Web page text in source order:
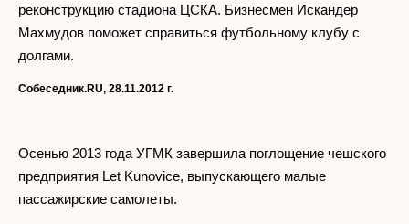
реконструкцию стадиона ЦСКА. Бизнесмен Искандер
Махмудов поможет справиться футбольному клубу с
долгами.
Собеседник.RU, 28.11.2012 г.
Осенью 2013 года УГМК завершила поглощение чешского
предприятия Let Kunovice, выпускающего малые
пассажирские самолеты.